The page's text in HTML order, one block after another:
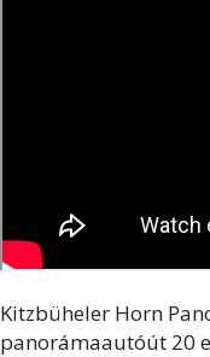
Kitzbüheler Horn
panorámaautóút 20